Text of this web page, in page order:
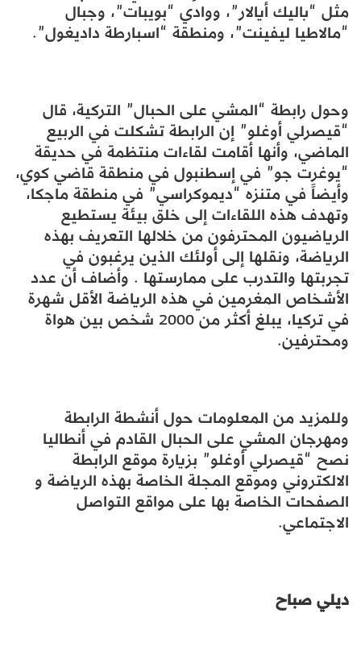
مثل “باليك أيالار”، ووادي “بويبات”، وجبال
“مالاطيا ليفينت”، ومنطقة “اسبارطة داديغول”.
وحول رابطة “المشي على الحبال” التركية، قال
“قيصرلي أوغلو” إن الرابطة تشكلت في الربيع
الماضي، وأنها أقامت لقاءات منتظمة في حديقة
“يوغرت جو” في إسطنبول في منطقة قاضي كوي،
وأيضاً في متنزه “ديموكراسي” في منطقة ماجكا،
وتهدف هذه اللقاءات إلى خلق بيئة يستطيع
الرياضيون المحترفون من خلالها التعريف بهذه
الرياضة، ونقلها إلى أولئك الذين يرغبون في
تجربتها والتدرب على ممارستها . وأضاف أن عدد
الأشخاص المغرمين في هذه الرياضة الأقل شهرة
في تركيا، يبلغ أكثر من 2000 شخص بين هواة
ومحترفين.
وللمزيد من المعلومات حول أنشطة الرابطة
ومهرجان المشي على الحبال القادم في أنطاليا
نصح “قيصرلي أوغلو” بزيارة موقع الرابطة
الالكتروني وموقع المجلة الخاصة بهذه الرياضة و
الصفحات الخاصة بها على مواقع التواصل
الاجتماعي.
ديلي صباح